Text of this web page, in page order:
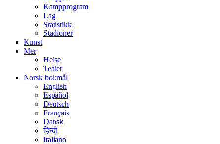
Kampprogram
Lag
Statistikk
Stadioner
Kunst
Mer
Helse
Teater
Norsk bokmål
English
Español
Deutsch
Français
Dansk
हिन्दी
Italiano